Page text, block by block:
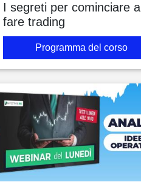
I segreti per cominciare a
fare trading
Programma del corso